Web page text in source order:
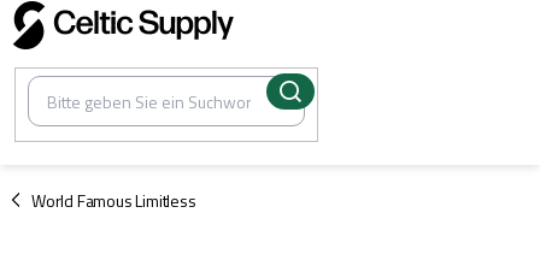
Zum
Inhalt
springen
World Famous Limitless
/